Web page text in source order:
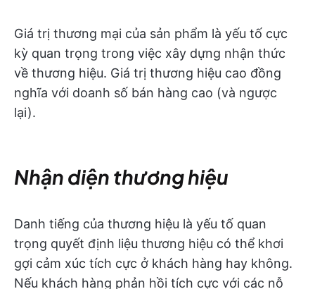
Giá trị thương mại của sản phẩm là yếu tố cực
kỳ quan trọng trong việc xây dựng nhận thức
về thương hiệu. Giá trị thương hiệu cao đồng
nghĩa với doanh số bán hàng cao (và ngược
lại).
Nhận diện thương hiệu
Danh tiếng của thương hiệu là yếu tố quan
trọng quyết định liệu thương hiệu có thể khơi
gợi cảm xúc tích cực ở khách hàng hay không.
Nếu khách hàng phản hồi tích cực với các nỗ